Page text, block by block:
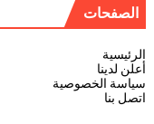
الصفحات
الرئيسية
أعلن لدينا
سياسة الخصوصية
اتصل بنا